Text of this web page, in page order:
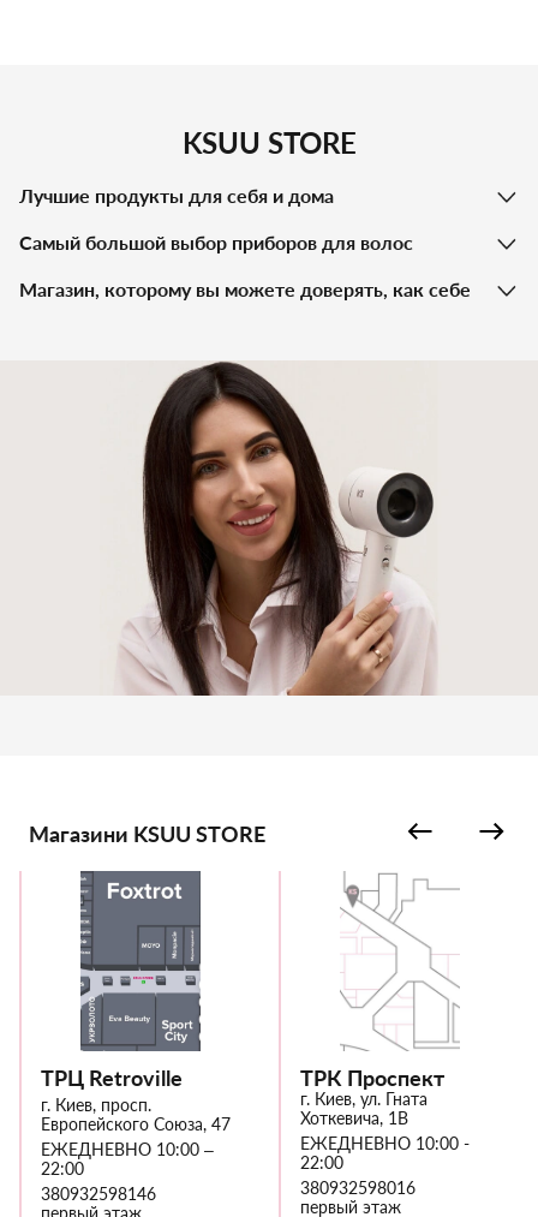
KSUU STORE
Лучшие продукты для себя и дома
Самый большой выбор приборов для волос
Магазин, которому вы можете доверять, как себе
Магазини KSUU STORE
ТРЦ Retroville
г. Киев, просп.
Европейского Союза, 47
ЕЖЕДНЕВНО 10:00 –
22:00
380932598146
первый этаж
ТРК Проспект
г. Киев, ул. Гната
Хоткевича, 1В
ЕЖЕДНЕВНО 10:00 -
22:00
380932598016
первый этаж